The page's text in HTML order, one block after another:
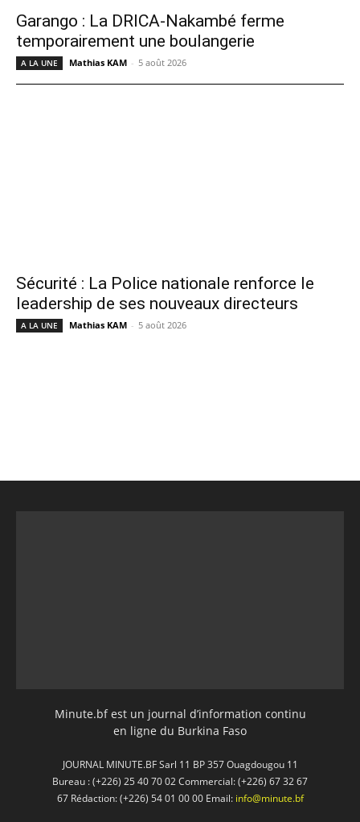
Garango : La DRICA-Nakambé ferme
temporairement une boulangerie
A LA UNE Mathias KAM - 5 août 2026
Sécurité : La Police nationale renforce le
leadership de ses nouveaux directeurs
A LA UNE Mathias KAM - 5 août 2026
Minute.bf est un journal d’information continu
en ligne du Burkina Faso
JOURNAL MINUTE.BF Sarl 11 BP 357 Ouagdougou 11
Bureau : (+226) 25 40 70 02 Commercial: (+226) 67 32 67
67 Rédaction: (+226) 54 01 00 00 Email: info@minute.bf